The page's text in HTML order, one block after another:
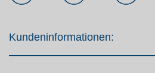
Kundeninformationen: